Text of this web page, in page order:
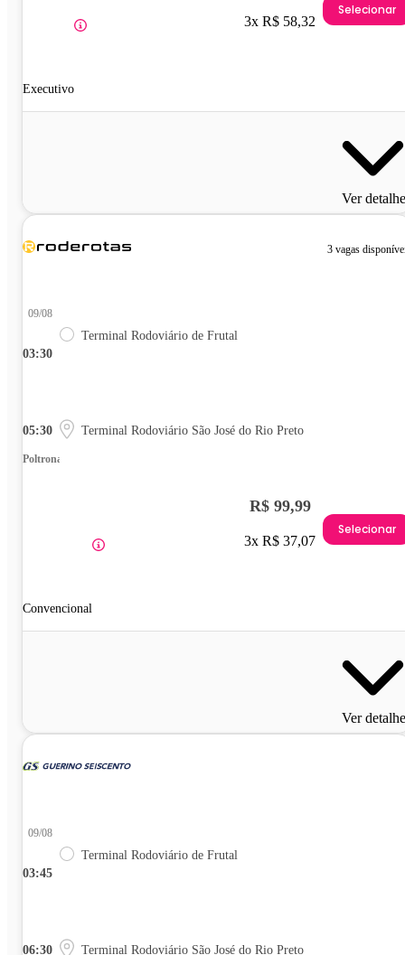
Executivo
3x R$ 58,32
Selecionar
Ver
3 vagas
03:30
09/08
Terminal Rodoviário de Frutal
05:30 Terminal Rodoviário São José do Rio Preto
Poltrona
Convencional
R$ 99,99
3x R$ 37,07
Selecionar
Ver
03:45
09/08
Terminal Rodoviário de Frutal
06:30 Terminal Rodoviário São José do Rio Preto